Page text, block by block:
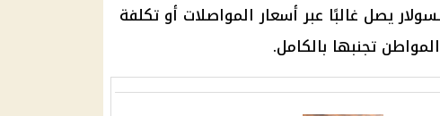
يصل غالبًا عبرأسعار المواصلات أو تكلفة
تجنبها بالكامل.